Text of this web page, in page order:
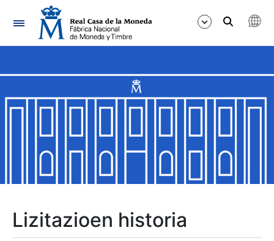
Nabigazioa
Erakutsi/Ezkutatu
Erakutsi/Ezkutatu
Erakutsi/Ezkutatu
Lizitazioen historia